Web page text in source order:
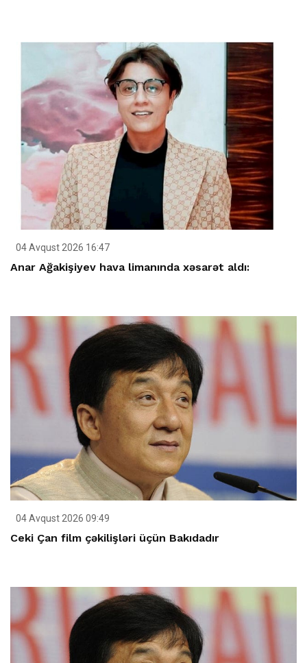
04 Avqust 2026 16:47
Anar Ağakişiyev hava limanında xəsarət aldı:
04 Avqust 2026 09:49
Ceki Çan film çəkilişləri üçün Bakıdadır